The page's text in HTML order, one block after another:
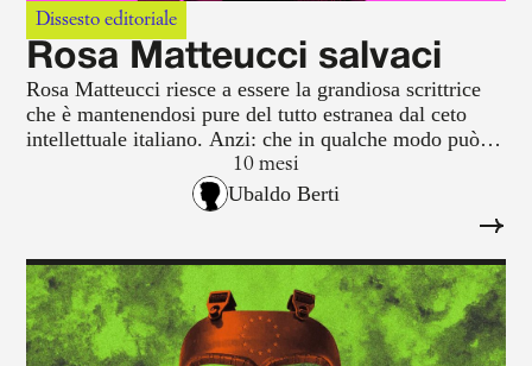
Dissesto editoriale
Rosa Matteucci salvaci
Rosa Matteucci riesce a essere la grandiosa scrittrice
che è mantenendosi pure del tutto estranea dal ceto
intellettuale italiano. Anzi: che in qualche modo può
10 mesi
Ubaldo Berti